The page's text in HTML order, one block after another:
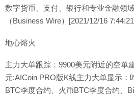
数字货币、支付、银行和专业金融领
（Business Wire）[2021/12/16
地心熔火
主力大单跟踪：9900美元附近的空单
元:AICoin PRO版K线主力大单显示：
BTC季度合约、火币BTC季度合约、